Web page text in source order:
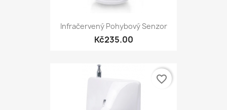
Infračervený Pohybový Senzor
Kč235.00
favorite_border